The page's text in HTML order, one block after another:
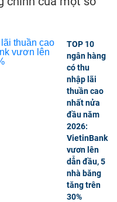
TOP 10
ngân hàng
có thu
nhập lãi
thuần cao
nhất nửa
đầu năm
2026:
VietinBank
vươn lên
dẫn đầu, 5
nhà băng
tăng trên
30%